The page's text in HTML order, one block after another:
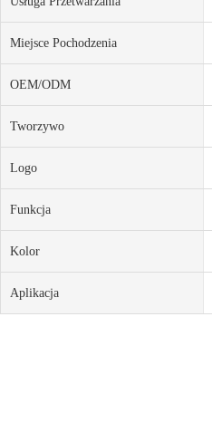
Miejsce Pochodzenia
OEM/ODM
Tworzywo
Logo
Funkcja
Kolor
Aplikacja